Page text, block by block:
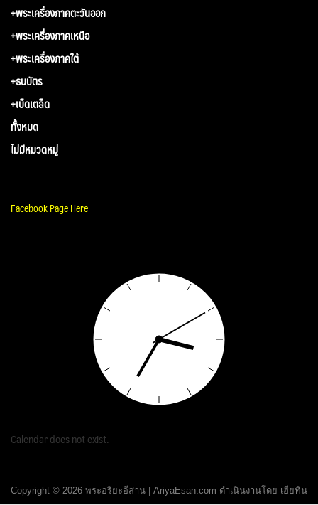
+พระเครื่องภาคตะวันออก
+พระเครื่องภาคเหนือ
+พระเครื่องภาคใต้
+ธนบัตร
+เบ็ดเตล็ด
ทั้งหมด
ไม่มีหมวดหมู่
Facebook Page Here
Calendar does not exist.
Copyright © 2026 พระอริยะอีสาน | AriyaEsan.com ดำเนินงานโดย เฮียทิน